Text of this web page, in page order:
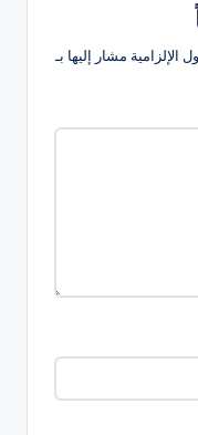
الإلزامية مشار إليها بـ